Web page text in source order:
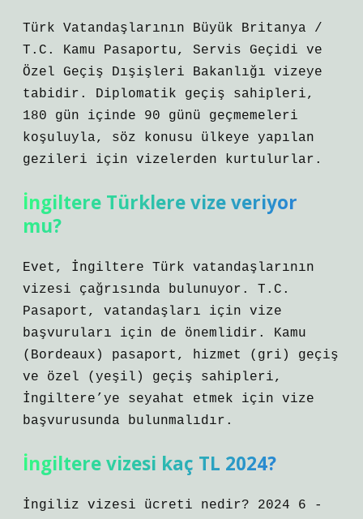
Türk Vatandaşlarının Büyük Britanya /
T.C. Kamu Pasaportu, Servis Geçidi ve
Özel Geçiş Dışişleri Bakanlığı vizeye
tabidir. Diplomatik geçiş sahipleri,
180 gün içinde 90 günü geçmemeleri
koşuluyla, söz konusu ülkeye yapılan
gezileri için vizelerden kurtulurlar.
İngiltere Türklere vize veriyor
mu?
Evet, İngiltere Türk vatandaşlarının
vizesi çağrısında bulunuyor. T.C.
Pasaport, vatandaşları için vize
başvuruları için de önemlidir. Kamu
(Bordeaux) pasaport, hizmet (gri) geçiş
ve özel (yeşil) geçiş sahipleri,
İngiltere’ye seyahat etmek için vize
başvurusunda bulunmalıdır.
İngiltere vizesi kaç TL 2024?
İngiliz vizesi ücreti nedir? 2024 6 -